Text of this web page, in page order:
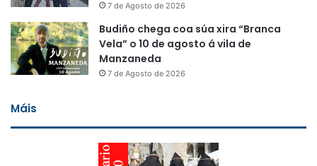
7 de Agosto de 2026
Budiño chega coa súa xira “Branca
Vela” o 10 de agosto á vila de
Manzaneda
7 de Agosto de 2026
Máis